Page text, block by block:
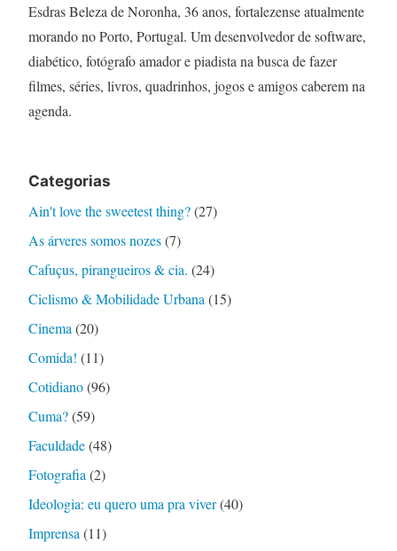
Esdras Beleza de Noronha, 36 anos, fortalezense atualmente
morando no Porto, Portugal. Um desenvolvedor de software,
diabético, fotógrafo amador e piadista na busca de fazer
filmes, séries, livros, quadrinhos, jogos e amigos caberem na
agenda.
Categorias
Ain't love the sweetest thing?(27)
As árveres somos nozes(7)
Cafuçus, pirangueiros & cia. (24)
Ciclismo & Mobilidade Urbana (15)
Cinema (20)
Comida! (11)
Cotidiano(96)
Cuma?(59)
Faculdade(48)
Fotografia (2)
Ideologia: eu quero uma pra viver(40)
Imprensa (11)